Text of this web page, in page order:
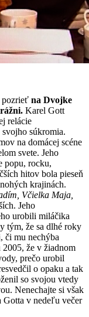
pozrieť na Dvojke
Karel Gott
relácie
súkromia.
na domácej scéne
svete. Jeho
popu, rocku,
hitov bola pieseň
krajinách.
Včielka Maja,
Jeho
urobili miláčika
tým, že sa dlhé roky
či mu nechýba
že v žiadnom
prečo urobil
o opaku a tak
so svojou vtedy
Nenechajte si však
v nedeľu večer